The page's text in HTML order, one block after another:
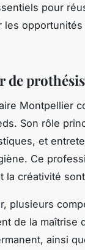
pour
les
de
Montpellier
Son rôle
et
Ce
la créativité
plusieurs
de la
ainsi